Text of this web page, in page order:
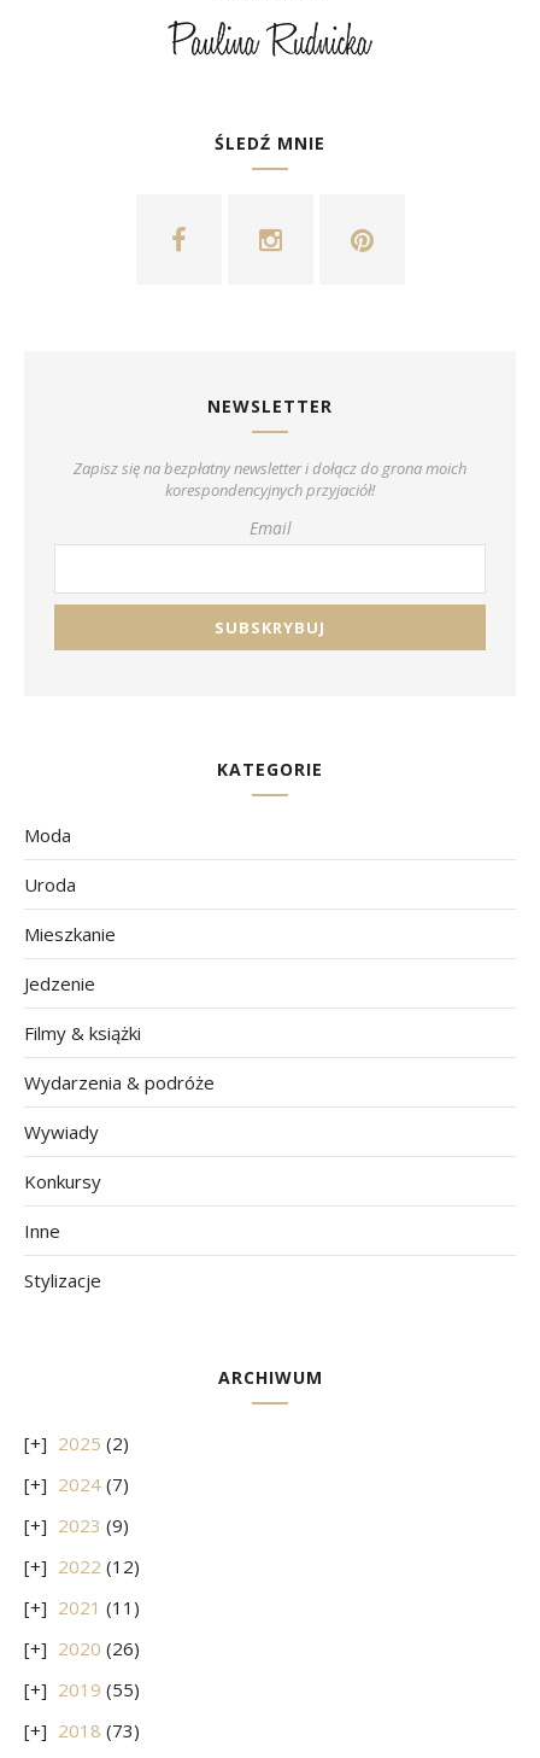
ŚLEDŹ MNIE
NEWSLETTER
Zapisz się na bezpłatny newsletter i dołącz do grona moich
korespondencyjnych przyjaciół!
Email
KATEGORIE
Moda
Uroda
Mieszkanie
Jedzenie
Filmy & książki
Wydarzenia & podróże
Wywiady
Konkursy
Inne
Stylizacje
ARCHIWUM
2025 (2)
2024 (7)
2023 (9)
2022 (12)
2021 (11)
2020 (26)
2019 (55)
2018 (73)